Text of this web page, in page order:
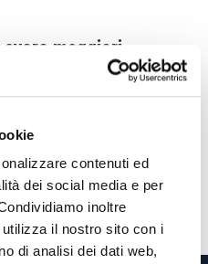
contenuti ed
dei social media e per
inoltre
il nostro sito con i
di analisi dei dati web,
maggiori
–info@geomin.it